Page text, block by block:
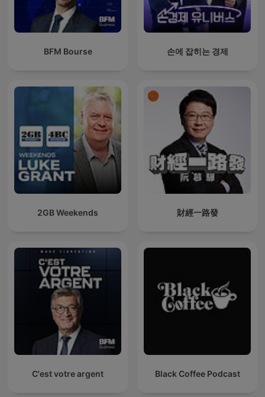
BFM Bourse 손에 잡히는 경제
2GB Weekends 財經一路發
C'est votre argent Black Coffee Podcast